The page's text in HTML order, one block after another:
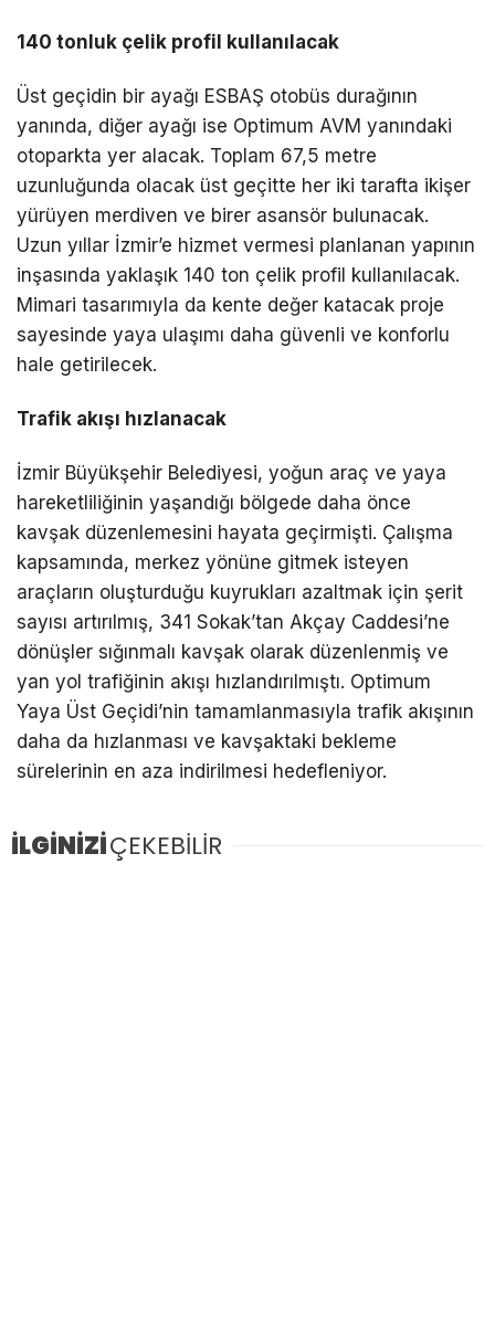
140 tonluk çelik profil kullanılacak
Üst geçidin bir ayağı ESBAŞ otobüs durağının
yanında, diğer ayağı ise Optimum AVM yanındaki
otoparkta yer alacak. Toplam 67,5 metre
uzunluğunda olacak üst geçitte her iki tarafta ikişer
yürüyen merdiven ve birer asansör bulunacak.
Uzun yıllar İzmir’e hizmet vermesi planlanan yapının
inşasında yaklaşık 140 ton çelik profil kullanılacak.
Mimari tasarımıyla da kente değer katacak proje
sayesinde yaya ulaşımı daha güvenli ve konforlu
hale getirilecek.
Trafik akışı hızlanacak
İzmir Büyükşehir Belediyesi, yoğun araç ve yaya
hareketliliğinin yaşandığı bölgede daha önce
kavşak düzenlemesini hayata geçirmişti. Çalışma
kapsamında, merkez yönüne gitmek isteyen
araçların oluşturduğu kuyrukları azaltmak için şerit
sayısı artırılmış, 341 Sokak’tan Akçay Caddesi’ne
dönüşler sığınmalı kavşak olarak düzenlenmiş ve
yan yol trafiğinin akışı hızlandırılmıştı. Optimum
Yaya Üst Geçidi’nin tamamlanmasıyla trafik akışının
daha da hızlanması ve kavşaktaki bekleme
sürelerinin en aza indirilmesi hedefleniyor.
İLGİNİZİÇEKEBİLİR